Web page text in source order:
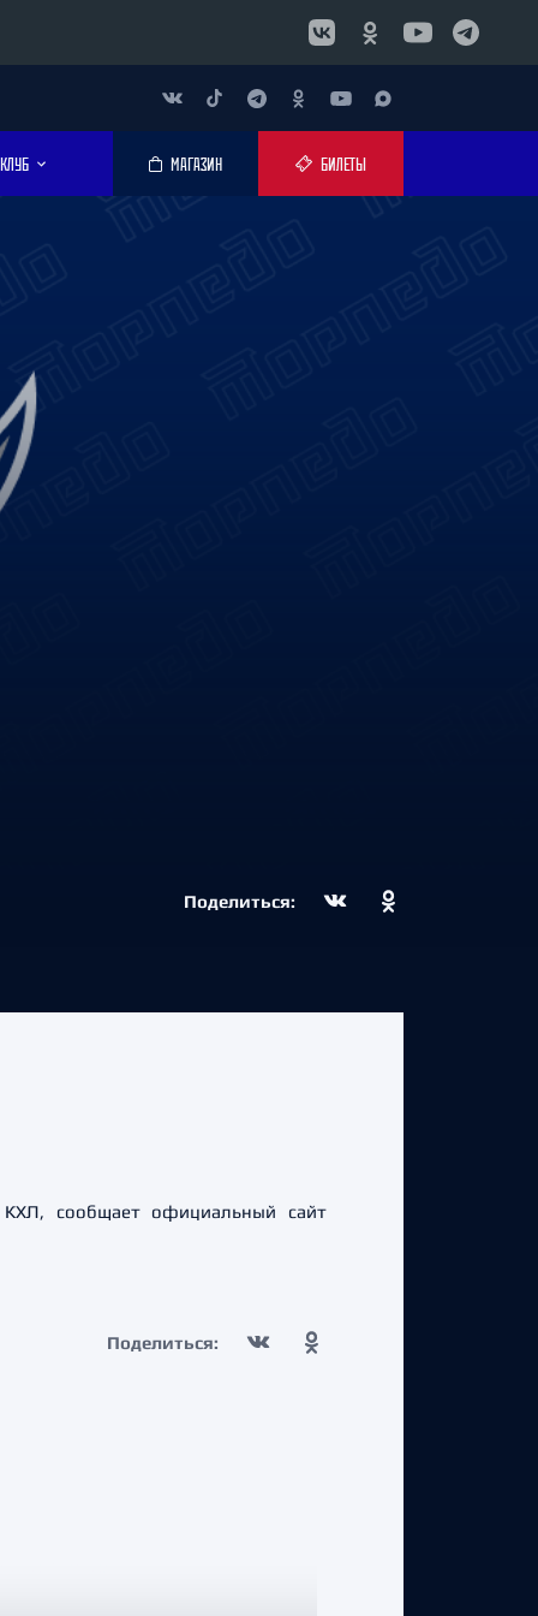
КЛУБ МАГАЗИН БИЛЕТЫ
Поделиться:
сообщает официальный сайт
Поделиться: